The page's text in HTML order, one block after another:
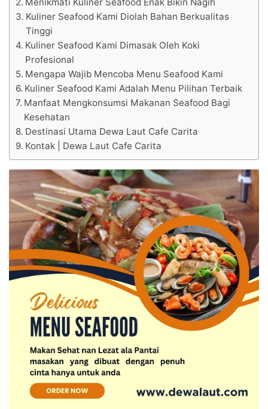
Kuliner Seafood Kami Diolah Bahan Berkualitas
Tinggi
Kuliner Seafood Kami Dimasak Oleh Koki
Profesional
Mengapa Wajib Mencoba Menu Seafood Kami
Kuliner Seafood Kami Adalah Menu Pilihan Terbaik
Manfaat Mengkonsumsi Makanan Seafood Bagi
Kesehatan
Destinasi Utama Dewa Laut Cafe Carita
Kontak | Dewa Laut Cafe Carita